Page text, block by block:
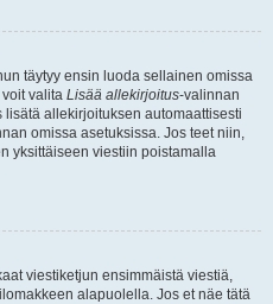
täytyy ensin luoda sellainen omissa
valita Lisää allekirjoitus-valinnan
allekirjoituksen automaattisesti
omissa asetuksissa. Jos teet niin,
yksittäiseen viestiin poistamalla
viestiketjun ensimmäistä viestiä,
alapuolella. Jos et näe tätä